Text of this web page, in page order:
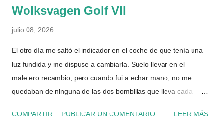
Wolksvagen Golf VII
julio 08, 2026
El otro día me saltó el indicador en el coche de que tenía una
luz fundida y me dispuse a cambiarla. Suelo llevar en el
maletero recambio, pero cuando fui a echar mano, no me
quedaban de ninguna de las dos bombillas que lleva cada
ya las tengo. Es recomendable cambiar siempre por parejas
COMPARTIR PUBLICAR UN COMENTARIO LEER MÁS